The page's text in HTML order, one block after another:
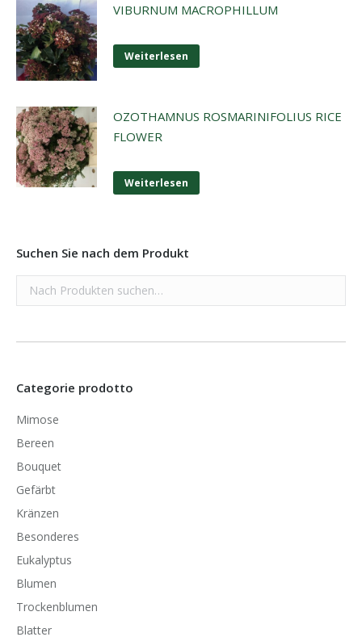
VIBURNUM MACROPHILLUM
Weiterlesen
OZOTHAMNUS ROSMARINIFOLIUS RICE
FLOWER
Weiterlesen
Suchen Sie nach dem Produkt
Categorie prodotto
Mimose
Bereen
Bouquet
Gefärbt
Kränzen
Besonderes
Eukalyptus
Blumen
Trockenblumen
Blatter